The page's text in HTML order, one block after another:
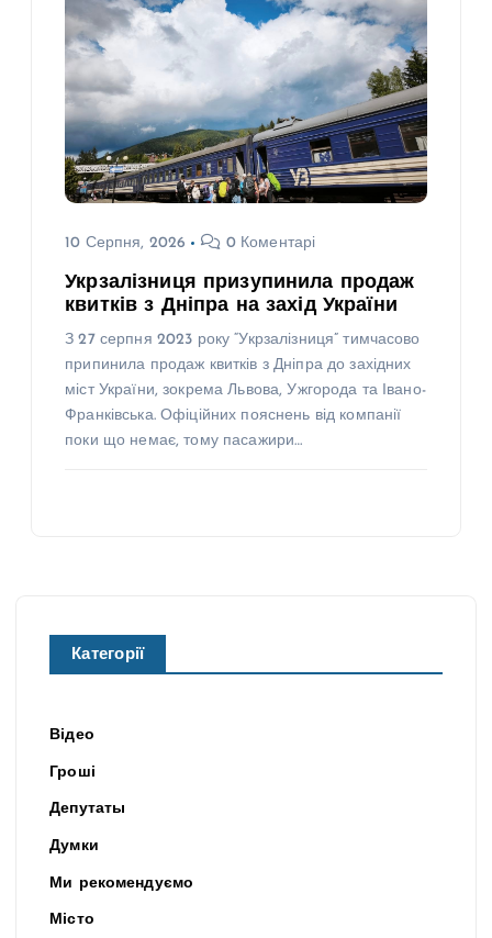
10 Серпня, 2026 0 Коментарі
Укрзалізниця призупинила продаж
квитків з Дніпра на захід України
З 27 серпня 2023 року “Укрзалізниця” тимчасово
припинила продаж квитків з Дніпра до західних
міст України, зокрема Львова, Ужгорода та Івано-
Франківська. Офіційних пояснень від компанії
поки що немає, тому пасажири…
Категорії
Відео
Гроші
Депутаты
Думки
Ми рекомендуємо
Місто